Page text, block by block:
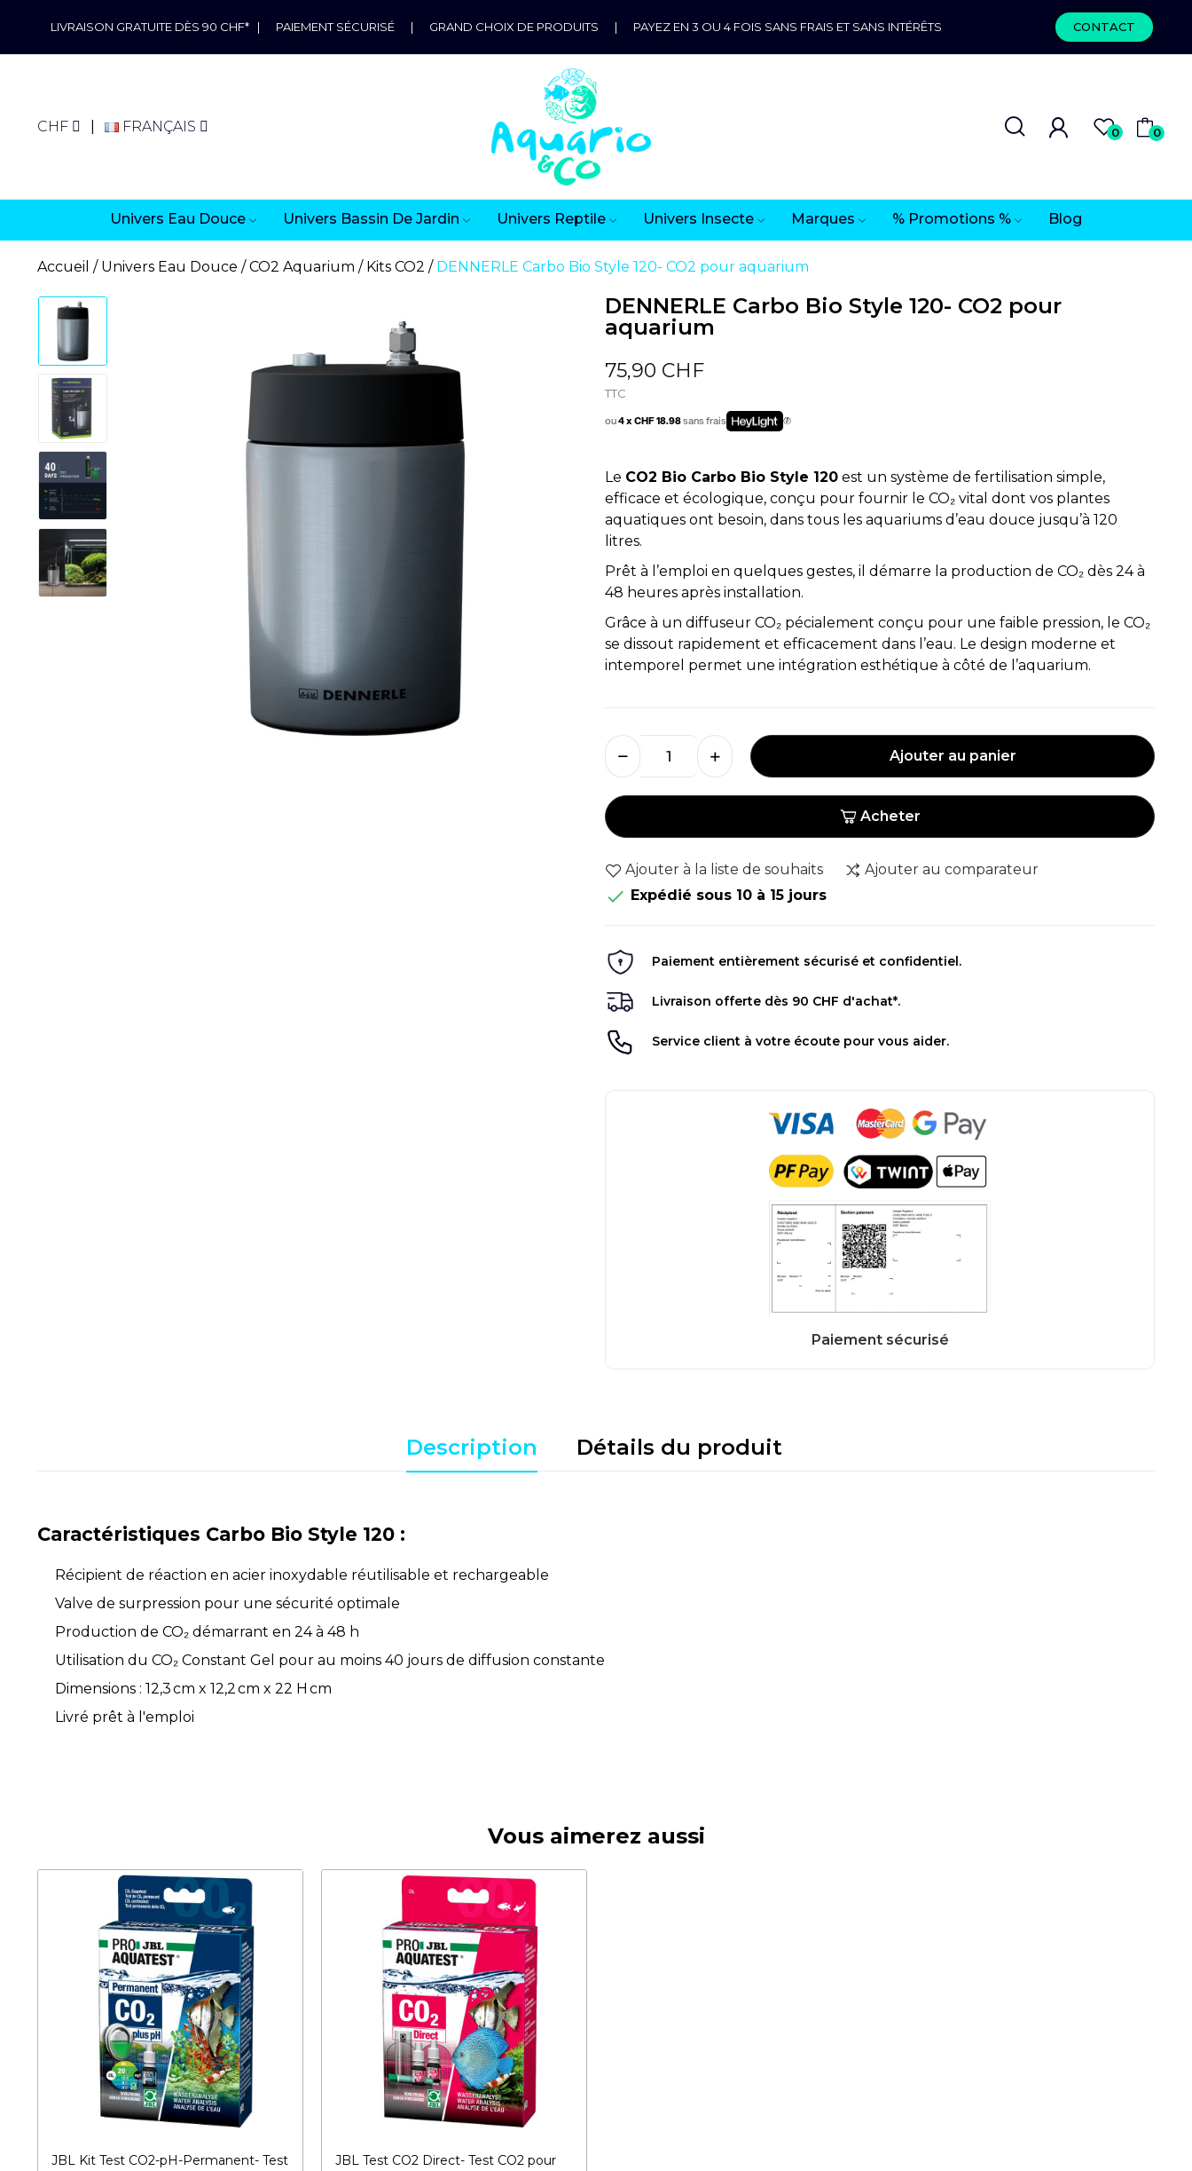
LIVRAISON GRATUITE DÈS 90 CHF* | PAIEMENT SÉCURISÉ | GRAND CHOIX DE PRODUITS | PAYEZ EN 3 OU 4 FOIS SANS FRAIS ET SANS INTÉRÊTS CONTACT
CHF FRANÇAIS 0 0
Univers Eau Douce Univers Bassin De Jardin Univers Reptile Univers Insecte Marques % Promotions % Blog
Accueil Univers Eau Douce CO2 Aquarium Kits CO2 DENNERLE Carbo Bio Style 120- CO2 pour aquarium
DENNERLE Carbo Bio Style 120- CO2 pour
aquarium
75,90 CHF
TTC
ou4 x CHF 18.98sans frais
Le CO2 Bio Carbo Bio Style 120 est un système de fertilisation simple,
efficace et écologique, conçu pour fournir le CO₂ vital dont vos plantes
aquatiques ont besoin, dans tous les aquariums d’eau douce jusqu’à 120
litres.
Prêt à l’emploi en quelques gestes, il démarre la production de CO₂ dès 24 à
48 heures après installation.
Grâce à un diffuseur CO₂ pécialement conçu pour une faible pression, le CO₂
se dissout rapidement et efficacement dans l’eau. Le design moderne et
intemporel permet une intégration esthétique à côté de l’aquarium.
Ajouter au panier
Acheter
Ajouter à la liste de souhaits Ajouter au comparateur
 Expédié sous 10 à 15 jours
Paiement entièrement sécurisé et confidentiel.
Livraison offerte dès 90 CHF d'achat*.
Service client à votre écoute pour vous aider.
Description Détails du produit
Caractéristiques Carbo Bio Style 120 :
Récipient de réaction en acier inoxydable réutilisable et rechargeable
Valve de surpression pour une sécurité optimale
Production de CO₂ démarrant en 24 à 48 h
Utilisation du CO₂ Constant Gel pour au moins 40 jours de diffusion constante
Dimensions : 12,3 cm x 12,2 cm x 22 H cm
Livré prêt à l'emploi
Vous aimerez aussi
JBL Kit Test CO2-pH-Permanent- Test
JBL Test CO2 Direct- Test CO2 pour